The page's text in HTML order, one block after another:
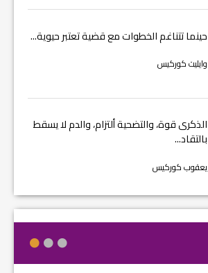
حينما تتناغم الخطوات مع قضية تعتبر حيوية...
وايليت كوركيس
الذكرى قوة، والتضحية ألتزام، والدم لا يسقط
بالتقاد...
يعقوب كوركيس